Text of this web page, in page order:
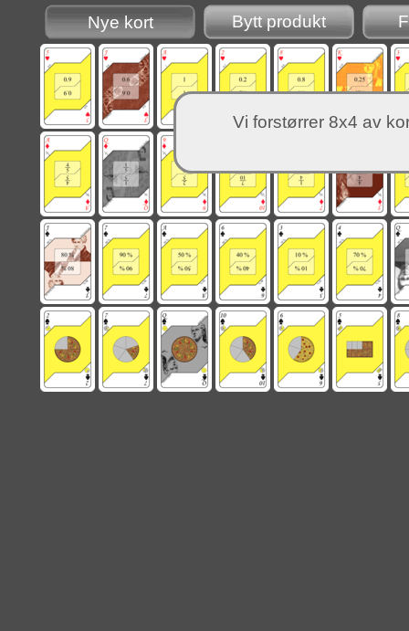
Nye kort Bytt produkt
Vi forstørrer 8x4 av